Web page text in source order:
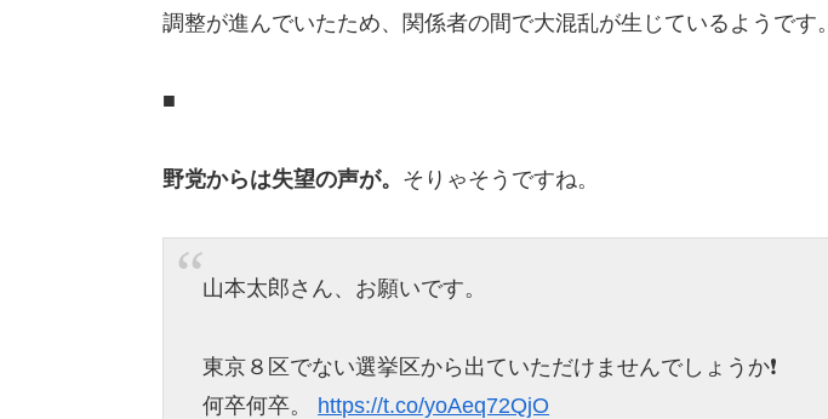
調整が進んでいたため、関係者の間で大混乱が生じているようです。
■
野党からは失望の声が。 そりゃそうですね。
山本太郎さん、お願いです。
東京８区でない選挙区から出ていただけませんでしょうか❗️
何卒何卒。 https://t.co/yoAeq72QjO